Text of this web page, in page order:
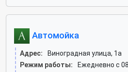
Автомойка
Адрес:
Виноградная улица, 1а
Режим работы:
Ежедневно с